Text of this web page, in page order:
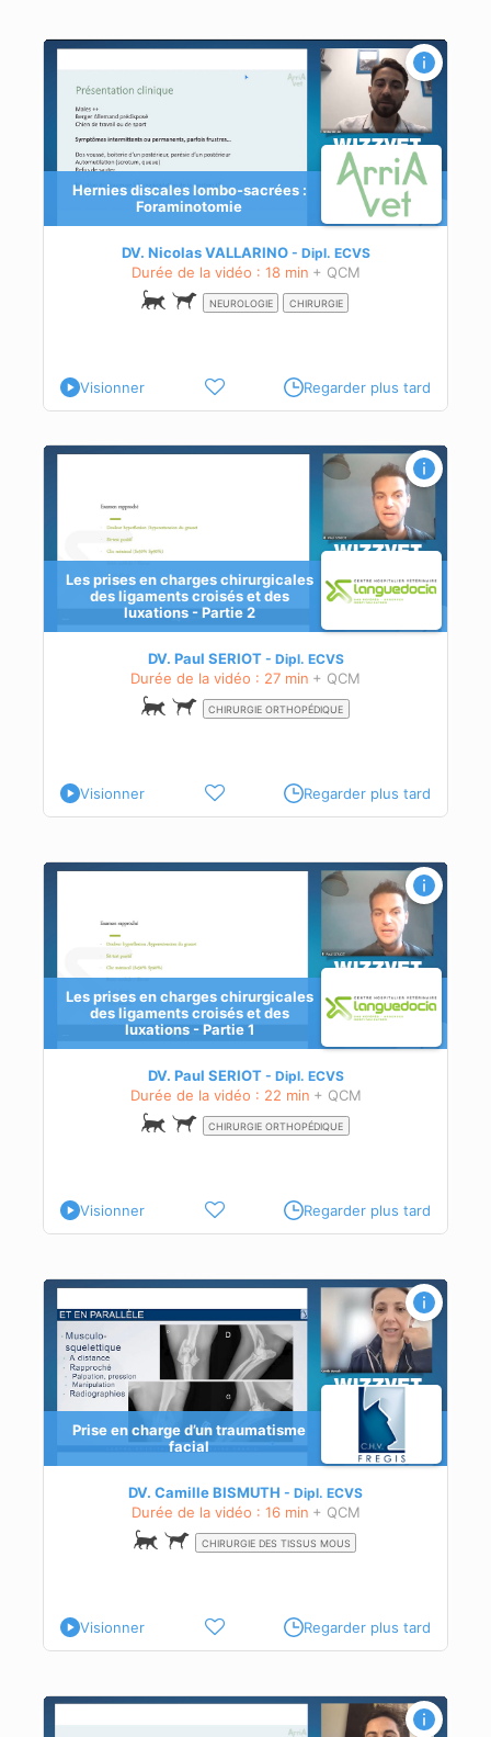
Hernies discales lombo-sacrées :
Foraminotomie
DV. Nicolas VALLARINO Dipl. ECVS
Durée de la vidéo : 18 min + QCM
NEUROLOGIE CHIRURGIE
Visionner Regarder plus tard
Les prises en charges chirurgicales
des ligaments croisés et des
luxations - Partie 2
DV. Paul SERIOT Dipl. ECVS
Durée de la vidéo : 27 min + QCM
CHIRURGIE ORTHOPÉDIQUE
Visionner Regarder plus tard
Les prises en charges chirurgicales
des ligaments croisés et des
luxations - Partie 1
DV. Paul SERIOT Dipl. ECVS
Durée de la vidéo : 22 min + QCM
CHIRURGIE ORTHOPÉDIQUE
Visionner Regarder plus tard
Prise en charge d’un traumatisme
facial
DV. Camille BISMUTH Dipl. ECVS
Durée de la vidéo : 16 min + QCM
CHIRURGIE DES TISSUS MOUS
Visionner Regarder plus tard